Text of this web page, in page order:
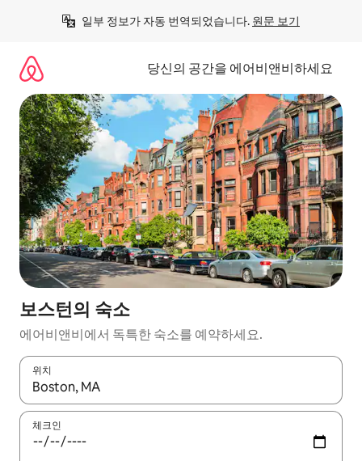
일부 정보가 자동 번역되었습니다. 원문 보기
당신의 공간을 에어비앤비하세요
보스턴의 숙소
에어비앤비에서 독특한 숙소를 예약하세요.
위치
결과가 나오면 위·아래 화살표 키를 사용하거나 터치 또는 스와이
체크인